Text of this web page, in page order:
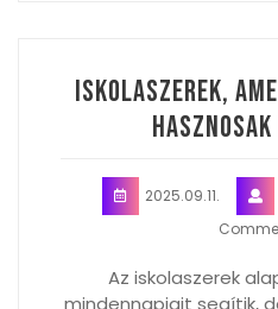
Iskolaszerek,
2025.09.11.
Az iskolaszerek
mindennapjait segítik,